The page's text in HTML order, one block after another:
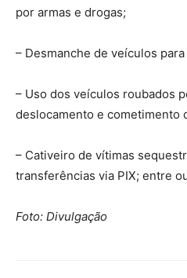
por armas e drogas;
– Desmanche de veículos
– Uso dos veículos roubados
deslocamento e cometimento
– Cativeiro de vítimas
transferências via PIX; entre
Foto: Divulgação